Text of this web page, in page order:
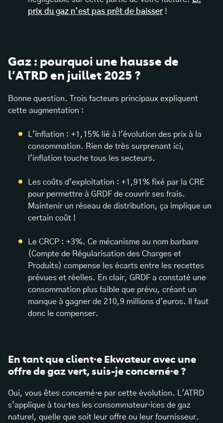
prix du gaz n’est pas prêt de baisser!
Gaz : pourquoi une hausse de
l’ATRD en juillet 2025 ?
Bonne question. Trois facteurs principaux expliquent
cette augmentation :
L'inflation : +1,15% lié à l'évolution des prix à la
consommation. Rien de très surprenant ici,
l'inflation touche tous les secteurs.
Les coûts d'exploitation : +1,91% fixé par la CRE
pour permettre à GRDF de couvrir ses frais.
Maintenir un réseau de distribution, ça implique un
certain coût !
Le CRCP : +3%. Ce mécanisme au nom barbare
(Compte de Régularisation des Charges et
Produits) compense les écarts entre les recettes
prévues et réelles. En clair, GRDF a constaté une
consommation plus faible que prévu, créant un
manque à gagner de 210,9 millions d'euros. Il faut
donc le compenser.
En tant que client·e Ekwateur avec une
offre de gaz vert, suis-je concerné·e ?
Oui, vous êtes concerné·e par cette évolution. L'ATRD
s'applique à tou·tes les consommateur·ices de gaz
naturel, quelle que soit leur offre ou leur fournisseur.